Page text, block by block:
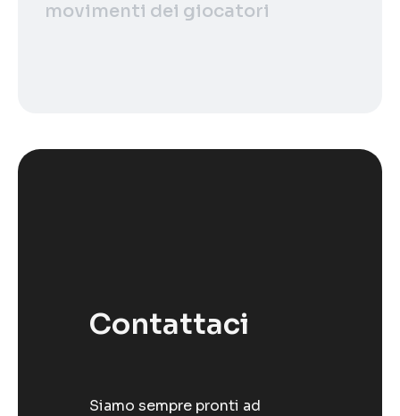
movimenti dei giocatori
Contattaci
Siamo sempre pronti ad